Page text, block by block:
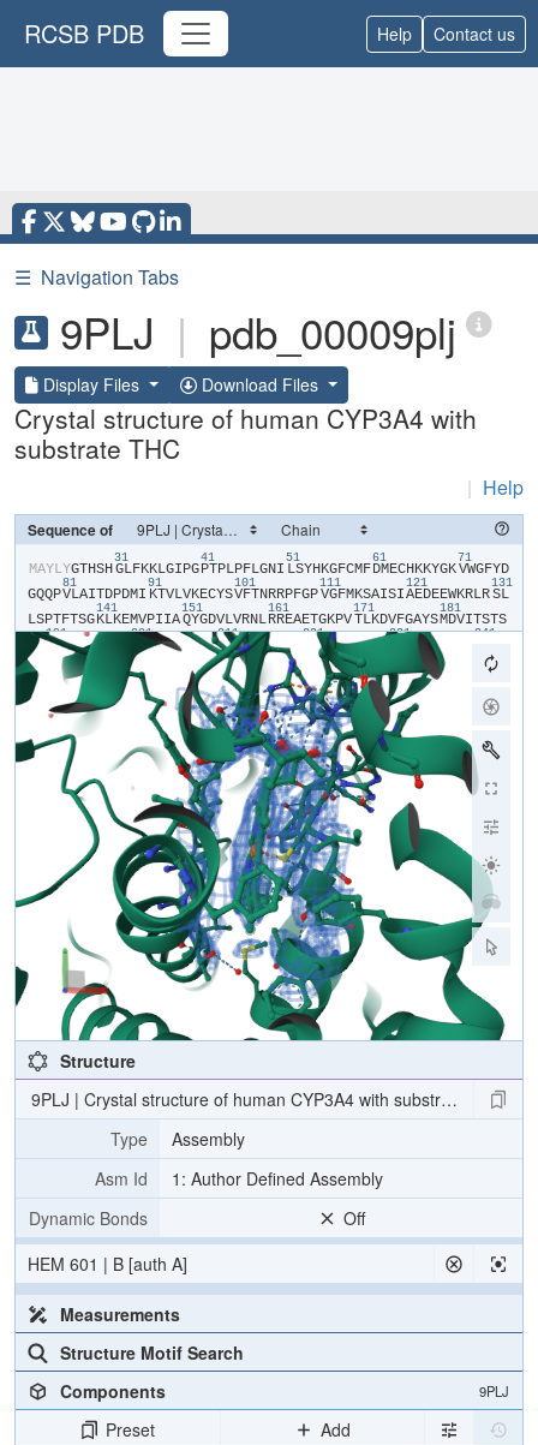
RCSB PDB Help Contact us
☰ Navigation Tabs
9PLJ | pdb_00009plj
Display Files Download Files
Crystal structure of human CYP3A4 with
substrate THC
| Help
Sequence of
​M​​A​​Y​​L​​Y​​G​​T​​H​​S​​H​
31
​G​​L​​F​​K​​K​​L​​G​​I​​P​​G​
41
​P​​T​​P​​L​​P​​F​​L​​G​​N​​I​
51
​L​​S​​Y​​H​​K​​G​​F​​C​​M​​F​
61
​D​​M​​E​​C​​H​​K​​K​​Y​​G​​K​
71
​V​​W​​G​​F​​Y​​D​​
G​​Q​​Q​​P​
81
​V​​L​​A​​I​​T​​D​​P​​D​​M​​I​
91
​K​​T​​V​​L​​V​​K​​E​​C​​Y​​S​
101
​V​​F​​T​​N​​R​​R​​P​​F​​G​​P​
111
​V​​G​​F​​M​​K​​S​​A​​I​​S​​I​
121
​A​​E​​D​​E​​E​​W​​K​​R​​L​​R​
131
​S​​L​​
L​​S​​P​​T​​F​​T​​S​​G​
141
​K​​L​​K​​E​​M​​V​​P​​I​​I​​A​
151
​Q​​Y​​G​​D​​V​​L​​V​​R​​N​​L​
161
​R​​R​​E​​A​​E​​T​​G​​K​​P​​V​
171
​T​​L​​K​​D​​V​​F​​G​​A​​Y​​S​
181
​M​​D​​V​​I​​T​​S​​T​​S​
F​​G​
191
​V​​N​​I​​D​​S​​L​
201
​P​​F​​V​​E​​N​​T​ ​K​​K​​L​
211
​L​​R​​F​​D​​F​​L​​D​​P​​F​
221
​S​​I​ ​T​​V​​F​​P​​F​​L​
231
​E​ ​V​​L​​N​
241
V​​T​ ​L​​R​
251
​K​ ​M​​K​​E​ ​D​​T​​Q​​K​​H​​R​​V​ ​D​
271
​F​​L​ ​M​​I​​D​ ​Q​​N​
281
​S​​K​ ​E​​T​ ​E​​S​​H​​K​​A​​L​
291
​S​ ​D​​L​ ​Q​​S​
I​
​G​​Y​
311
​S​​S​ ​L​​S​​F​ ​M​​Y​ ​E​
321
​L​​A​​T​​H​​P​​D​​V​​Q​​Q​​K​
331
​L​​Q​​E​​E​​I​​D​​A​​V​​L​​P​
341
​N​ ​K​​A​​P​​P​​T​​Y​ ​E​​Y​
​V​​V​
361
​E​​T​​L​​R​
371
​M​​R​ ​E​​R​ ​V​​C​​K​​K​​D​
381
​V​​E​​I​​N​​G​​M​​F​​I​​P​​K​
391
​G​​V​​V​​V​ ​P​​S​​Y​​A​
401
​L​ ​E​
411
​P​
K​​F​​L​​P​​E​ ​R​ ​D​​N​​I​​D​​P​​Y​
431
​I​ ​S​​G​​P​​R​
441
​N​​C​​I​​G​​M​​R​​F​​A​​L​​M​
451
​N​ ​K​​L​​A​
461
​F​​S​ ​F​​K​​P​
471
​Q​​I​​P​ ​S​​L​
481
​L​​Q​ ​E​​K​​P​​V​​V​
491
​L​​K​ ​E​​S​​R​​D​​G​​T​​V​​S​​G​​A​​H​​H​​H​​H​
Structure
9PLJ | Crystal structure of human CYP3A4 with substrate THC
Type
Assembly
Asm Id
1: Author Defined Assembly
Dynamic Bonds
Off
HEM 601 | B [auth A]
Measurements
Structure Motif Search
Components
9PLJ
Preset
Add